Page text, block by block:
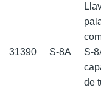
31390 S-8A
S-
de